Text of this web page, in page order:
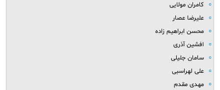
کامران مولایی
علیرضا عصار
محسن ابراهیم زاده
افشین آذری
سامان جلیلی
علی لهراسبی
مهدی مقدم